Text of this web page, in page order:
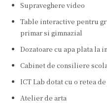
Supraveghere video
Table interactive pentru
primar si gimnazial
Dozatoare cu apa plata la
Cabinet de consiliere
ICT Lab dotat cu o retea
Atelier de arta